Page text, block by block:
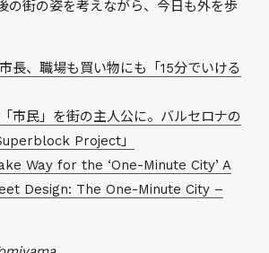
の街の姿を考えながら、今日も外を歩
長、職場も買い物にも「15分でいける
市民」を街の主人公に。バルセロナの
Project」
Way for the ‘One-Minute City’ A
Design: The One-Minute City –